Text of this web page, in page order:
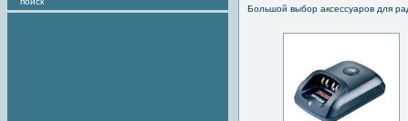
Большой выбор аксессуаров для